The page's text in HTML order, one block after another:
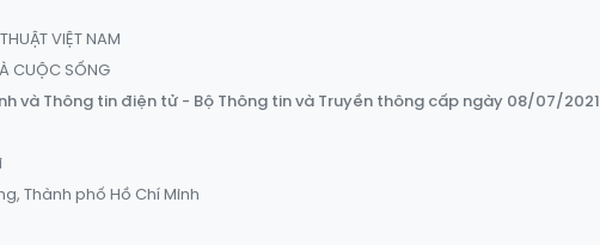
VIỆT NAM
CUỘC SỐNG
và Thông tin điện tử - Bộ Thông tin và Truyền thông cấp ngày 08/07/2021
Thành phố Hồ Chí Minh